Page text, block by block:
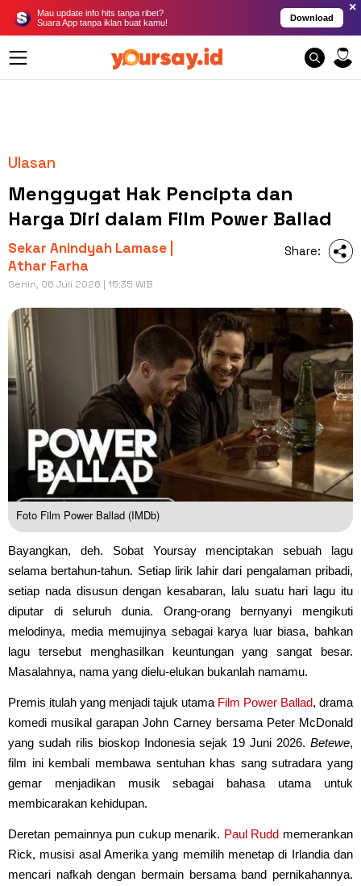
Mau update info hits tanpa ribet?
Suara App tanpa iklan buat kamu!
Download
×
Ulasan
Menggugat Hak Pencipta dan
Harga Diri dalam Film Power Ballad
Sekar Anindyah Lamase |
Athar Farha
Senin, 06 Juli 2026 | 15:35 WIB
Share:
Foto Film Power Ballad (IMDb)
Bayangkan, deh. Sobat Yoursay menciptakan sebuah lagu
selama bertahun-tahun. Setiap lirik lahir dari pengalaman pribadi,
setiap nada disusun dengan kesabaran, lalu suatu hari lagu itu
diputar di seluruh dunia. Orang-orang bernyanyi mengikuti
melodinya, media memujinya sebagai karya luar biasa, bahkan
lagu tersebut menghasilkan keuntungan yang sangat besar.
Masalahnya, nama yang dielu-elukan bukanlah namamu.
Premis itulah yang menjadi tajuk utama Film Power Ballad, drama
komedi musikal garapan John Carney bersama Peter McDonald
yang sudah rilis bioskop Indonesia sejak 19 Juni 2026. Betewe,
film ini kembali membawa sentuhan khas sang sutradara yang
gemar menjadikan musik sebagai bahasa utama untuk
membicarakan kehidupan.
Deretan pemainnya pun cukup menarik. Paul Rudd memerankan
Rick, musisi asal Amerika yang memilih menetap di Irlandia dan
mencari nafkah dengan bermain bersama band pernikahannya.